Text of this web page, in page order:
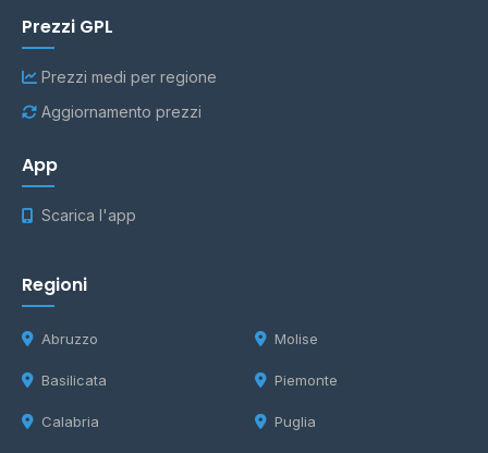
Prezzi GPL
Prezzi medi per regione
Aggiornamento prezzi
App
Scarica l'app
Regioni
Abruzzo
Basilicata
Calabria
Molise
Piemonte
Puglia